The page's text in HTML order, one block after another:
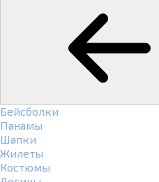
Бейсболки
Панамы
Шапки
Жилеты
Костюмы